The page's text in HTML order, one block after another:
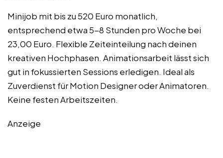
Minijob mit bis zu 520 Euro monatlich,
entsprechend etwa 5-8 Stunden pro Woche bei
23,00 Euro. Flexible Zeiteinteilung nach deinen
kreativen Hochphasen. Animationsarbeit lässt sich
gut in fokussierten Sessions erledigen. Ideal als
Zuverdienst für Motion Designer oder Animatoren.
Keine festen Arbeitszeiten.
Anzeige